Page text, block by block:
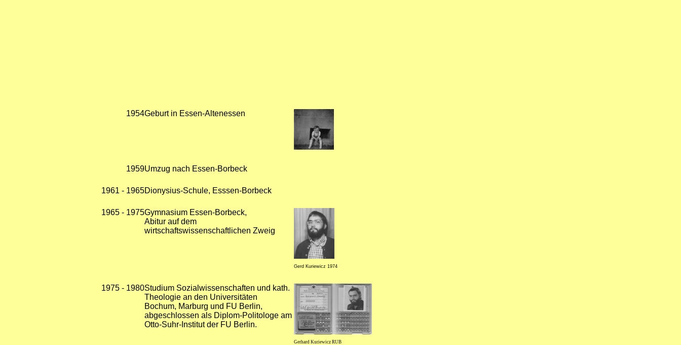
1954Geburt in Essen-Altenessen
1959Umzug nach Essen-Borbeck
1961 - 1965Dionysius-Schule, Esssen-Borbeck
1965 - 1975Gymnasium Essen-Borbeck,
Abitur auf dem
wirtschaftswissenschaftlichen Zweig
Gerd Kuriewicz 1974
1975 - 1980Studium Sozialwissenschaften und kath.
Theologie an den Universitäten
Bochum, Marburg und FU Berlin,
abgeschlossen als Diplom-Politologe am
Otto-Suhr-Institut der FU Berlin.
Gerhard Kuriewicz RUB